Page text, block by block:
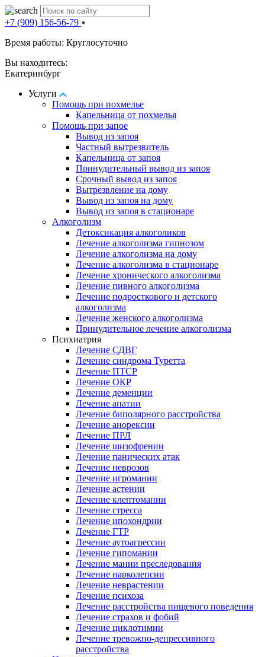
+7 (909) 156-56-79
Время работы: Круглосуточно
Вы находитесь:
Екатеринбург
Услуги
Помощь при похмелье
Капельница от похмелья
Помощь при запое
Вывод из запоя
Частный вытрезвитель
Капельница от запоя
Принудительный вывод из запоя
Срочный вывод из запоя
Вытрезвление на дому
Вывод из запоя на дому
Вывод из запоя в стационаре
Алкоголизм
Детоксикация алкоголиков
Лечение алкоголизма гипнозом
Лечение алкоголизма на дому
Лечение алкоголизма в стационаре
Лечение хронического алкоголизма
Лечение пивного алкоголизма
Лечение подросткового и детского
алкоголизма
Лечение женского алкоголизма
Принудительное лечение алкоголизма
Психиатрия
Лечение СДВГ
Лечение синдрома Туретта
Лечение ПТСР
Лечение ОКР
Лечение деменции
Лечение апатии
Лечение биполярного расстройства
Лечение анорексии
Лечение ПРЛ
Лечение шизофрении
Лечение панических атак
Лечение неврозов
Лечение игромании
Лечение астении
Лечение клептомании
Лечение стресса
Лечение ипохондрии
Лечение ГТР
Лечение аутоагрессии
Лечение гипомании
Лечение мании преследования
Лечение нарколепсии
Лечение неврастении
Лечение психоза
Лечение расстройства пищевого поведения
Лечение страхов и фобий
Лечение циклотимии
Лечение тревожно-депрессивного
расстройства